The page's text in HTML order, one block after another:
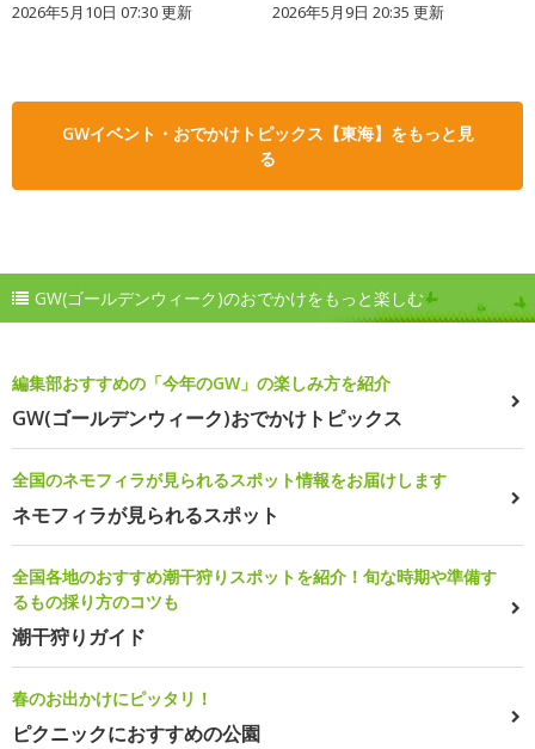
2026年5月10日 07:30 更新 2026年5月9日 20:35 更新
GWイベント・おでかけトピックス【東海】をもっと見
る
GW(ゴールデンウィーク)のおでかけをもっと楽しむ
編集部おすすめの「今年のGW」の楽しみ方を紹介
GW(ゴールデンウィーク)おでかけトピックス
全国のネモフィラが見られるスポット情報をお届けします
ネモフィラが見られるスポット
全国各地のおすすめ潮干狩りスポットを紹介！旬な時期や準備す
るもの採り方のコツも
潮干狩りガイド
春のお出かけにピッタリ！
ピクニックにおすすめの公園